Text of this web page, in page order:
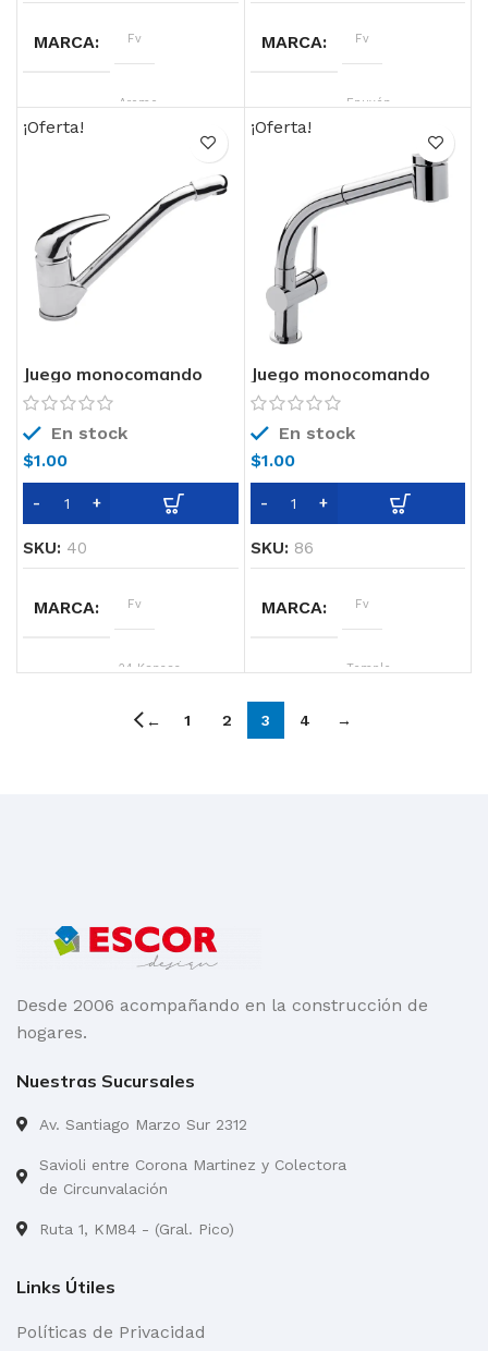
MARCA Fv
LINEA Aromo
TECNOLOGIA
MARCA Fv
LINEA Epuyén
Negro Mate,
Cromo
TECNOLOGIA
¡Oferta!
Juego monocomando
para mesada de cocina
0411.04/24-CR FV
En stock
$1.00
SKU: 40
MARCA Fv
LINEA
24 Kansas
¡Oferta!
Juego monocomando
para mesada de cocina
0412-87 FV
En stock
$1.00
SKU: 86
MARCA Fv
LINEA
Temple
COLOR
← 1 2 3 4 →
Desde 2006 acompañando en la construcción de
hogares.
Nuestras Sucursales
Av. Santiago Marzo Sur 2312
Savioli entre Corona Martinez y Colectora
de Circunvalación
Ruta 1, KM84 - (Gral. Pico)
Links Útiles
Políticas de Privacidad